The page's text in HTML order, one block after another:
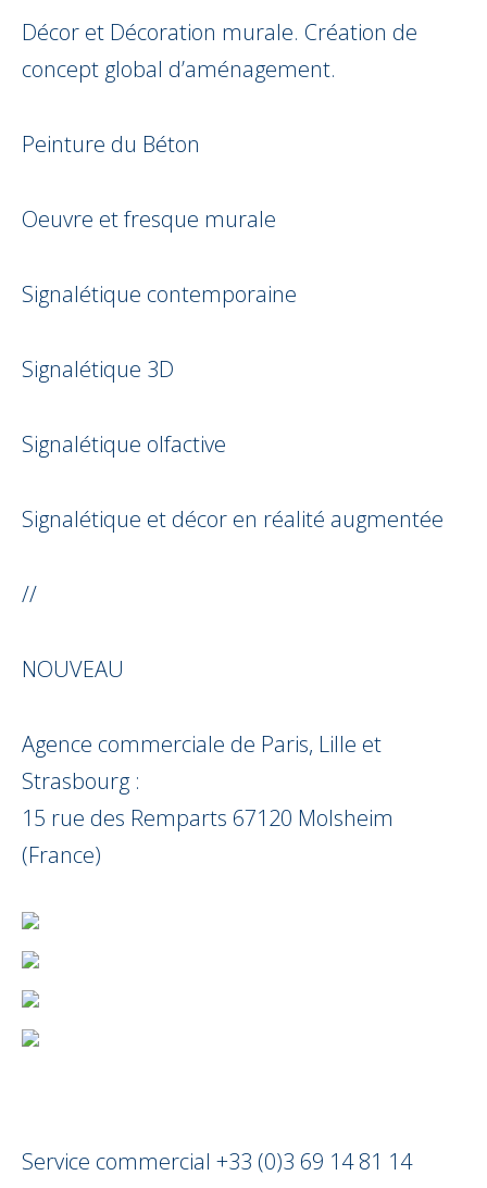
Décor et Décoration murale. Création de
concept global d’aménagement.
Peinture du Béton
Oeuvre et fresque murale
Signalétique contemporaine
Signalétique 3D
Signalétique olfactive
Signalétique et décor en réalité augmentée
//
NOUVEAU
Agence commerciale de Paris, Lille et
Strasbourg :
15 rue des Remparts 67120 Molsheim
(France)
Service commercial +33 (0)3 69 14 81 14